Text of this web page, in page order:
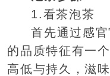
1.看茶泡茶
首先通过感
的品质特征有一
高低与持久，滋